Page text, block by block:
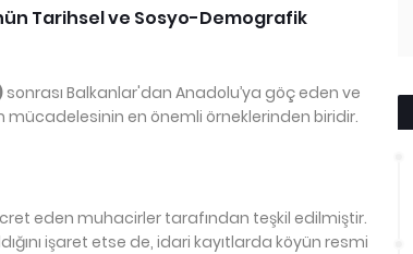
Tarihsel ve Sosyo-Demografik
sonrası Balkanlar'dan Anadolu’ya göç eden ve
en önemli örneklerinden biridir.
eden muhacirler tarafından teşkil edilmiştir.
işaret etse de, idari kayıtlarda köyün resmi